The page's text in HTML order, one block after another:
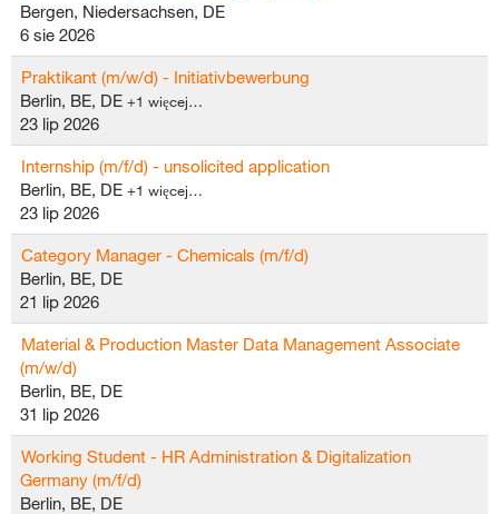
Bergen, Niedersachsen, DE
6 sie 2026
Praktikant (m/w/d) - Initiativbewerbung
Berlin, BE, DE +1 więcej…
23 lip 2026
Internship (m/f/d) - unsolicited application
Berlin, BE, DE +1 więcej…
23 lip 2026
Category Manager - Chemicals (m/f/d)
Berlin, BE, DE
21 lip 2026
Material & Production Master Data Management Associate
(m/w/d)
Berlin, BE, DE
31 lip 2026
Working Student - HR Administration & Digitalization
Germany (m/f/d)
Berlin, BE, DE